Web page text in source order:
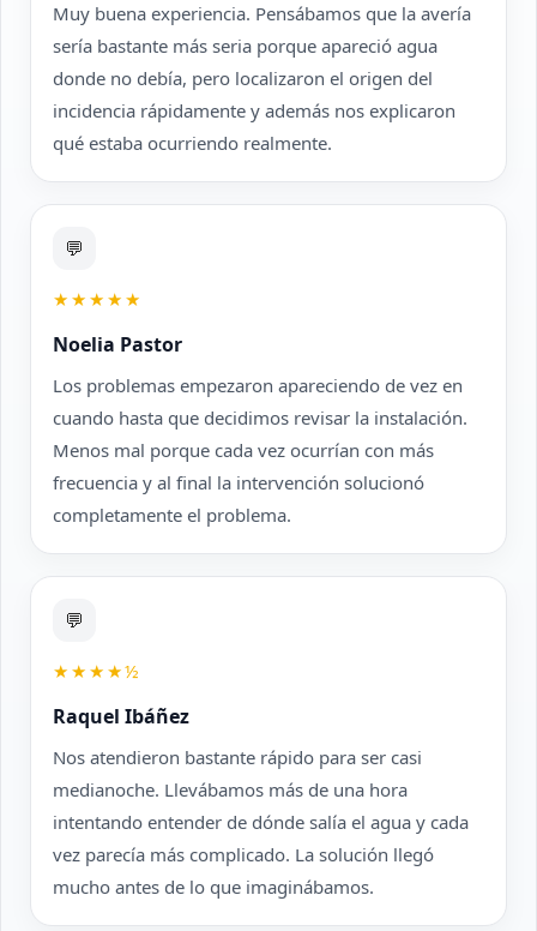
Muy buena experiencia. Pensábamos que la avería
sería bastante más seria porque apareció agua
donde no debía, pero localizaron el origen del
incidencia rápidamente y además nos explicaron
qué estaba ocurriendo realmente.
💬
★★★★★
Noelia Pastor
Los problemas empezaron apareciendo de vez en
cuando hasta que decidimos revisar la instalación.
Menos mal porque cada vez ocurrían con más
frecuencia y al final la intervención solucionó
completamente el problema.
💬
★★★★½
Raquel Ibáñez
Nos atendieron bastante rápido para ser casi
medianoche. Llevábamos más de una hora
intentando entender de dónde salía el agua y cada
vez parecía más complicado. La solución llegó
mucho antes de lo que imaginábamos.